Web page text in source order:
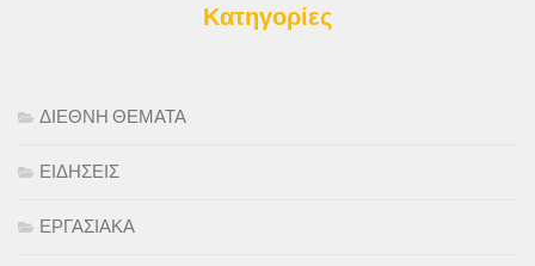
Κατηγορίες
ΔΙΕΘΝΗ ΘΕΜΑΤΑ
ΕΙΔΗΣΕΙΣ
ΕΡΓΑΣΙΑΚΑ